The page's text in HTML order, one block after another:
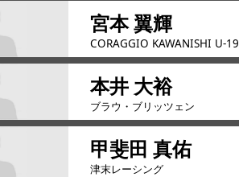
宮本 翼輝
CORAGGIO KAWANISHI U-19
本井 大裕
ブラウ・ブリッツェン
甲斐田 真佑
津末レーシング